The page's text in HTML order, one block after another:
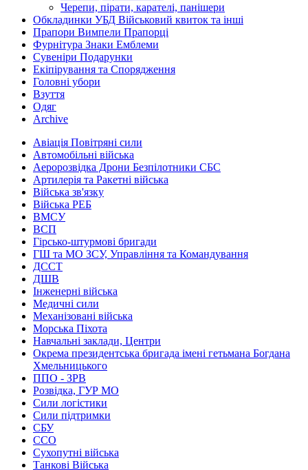
Черепи, пірати, карателі, панішери
Обкладинки УБД Військовий квиток та інші
Прапори Вимпели Прапорці
Фурнітура Знаки Емблеми
Сувеніри Подарунки
Екіпірування та Спорядження
Головні убори
Взуття
Одяг
Archive
Авіація Повітряні сили
Автомобільні війська
Аеророзвідка Дрони Безпілотники СБС
Артилерія та Ракетні війська
Війська зв'язку
Війська РЕБ
ВМСУ
ВСП
Гірсько-штурмові бригади
ГШ та МО ЗСУ, Управління та Командування
ДССТ
ДШВ
Інженерні війська
Медичні сили
Механізовані війська
Морська Піхота
Навчальні заклади, Центри
Окрема президентська бригада імені гетьмана Богдана
Хмельницького
ППО - ЗРВ
Розвідка, ГУР МО
Сили логістики
Сили підтримки
СБУ
ССО
Сухопутні війська
Танкові Війська